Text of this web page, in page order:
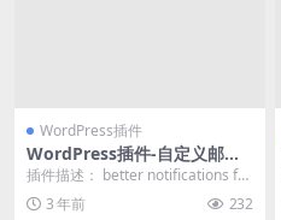
WordPress插件
WordPress插件-自定义邮件
通知-Better Notifications汉
化版【v1.8.2】
插件描述： better notifications for
WordPress...
3 年前 232